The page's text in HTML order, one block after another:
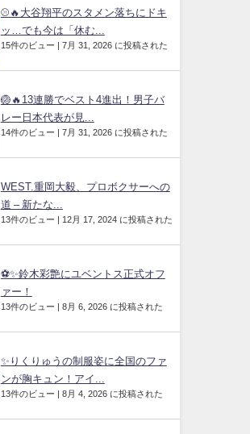
⚾🔥大谷翔平のスタメン落ちにドキ
ッ…でも今は「休む...
15件のビュー 7月 31, 2026 に投稿された
🏐🔥13連勝でベスト4進出！男子バ
レー日本代表が見...
14件のビュー 7月 31, 2026 に投稿された
WEST.重岡大毅、プロボクサーへの
道 – 新たな...
13件のビュー 12月 17, 2024 に投稿された
⚽✨鈴木彩艶にユベントス正式オフ
ァー！
13件のビュー 8月 6, 2026 に投稿された
✨りくりゅうの制服姿に全国のファ
ンが胸キュン！アイ...
13件のビュー 8月 4, 2026 に投稿された